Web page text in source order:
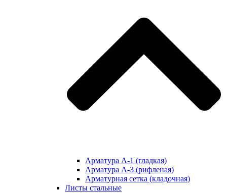
Арматура А-1 (гладкая)
Арматура А-3 (рифленая)
Арматурная сетка (кладочная)
Листы стальные